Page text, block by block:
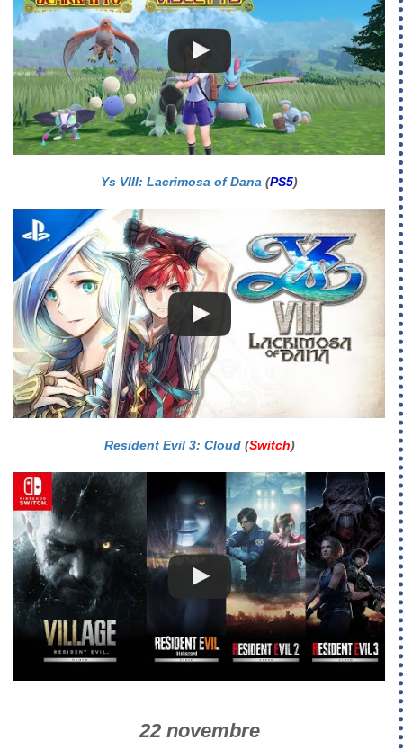
Ys VIII: Lacrimosa of Dana (PS5)
Resident Evil 3: Cloud(Switch)
22 novembre